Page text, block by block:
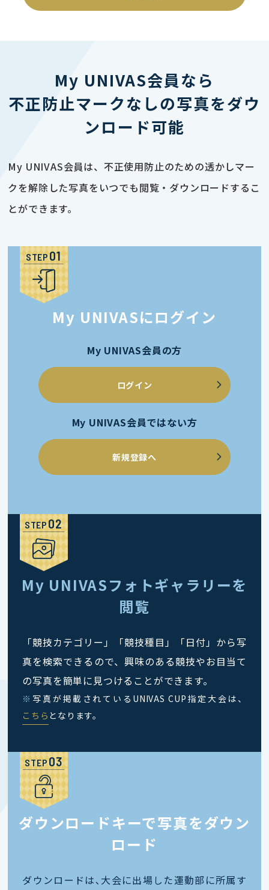
My UNIVAS会員なら
不正防止マークなしの写真をダウ
ンロード可能
My UNIVAS会員は、不正使用防止のための透かしマー
クを解除した写真をいつでも閲覧・ダウンロードするこ
とができます。
STEP
My UNIVASにログイン
My UNIVAS会員の方
ログイン
My UNIVAS会員ではない方
新規登録へ
STEP
My UNIVASフォトギャラリーを
閲覧
「競技カテゴリー」「競技種目」「日付」から写
真を検索できるので、興味のある競技やお目当て
の写真を簡単に見つけることができます。
※ 写真が掲載されているUNIVAS CUP指定大会は、
こちら となります。
STEP
ダウンロードキーで写真をダウン
ロード
ダウンロードは､大会に出場した運動部に所属す